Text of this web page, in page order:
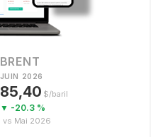
BRENT
JUIN 2026
85,40 $/baril
▼ -20.3 %
vs Mai 2026